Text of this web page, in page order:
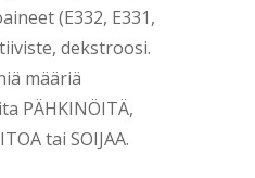
(E332, E331,
dekstroosi.
määriä
PÄHKINÖITÄ,
tai SOIJAA.